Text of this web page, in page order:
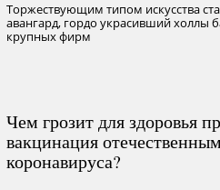
Торжествующим типом искусства
авангард, гордо украсивший холлы
крупных фирм
Чем грозит для здоровья
вакцинация
коронавируса?